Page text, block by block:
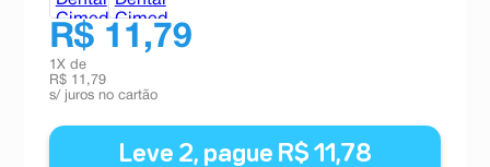
R$ 11,79
1 X de
R$ 11,79
s/ juros no cartão
Leve 2, pague R$ 11 ,78